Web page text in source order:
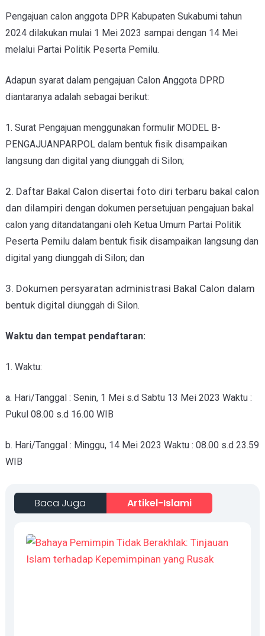
Pengajuan calon anggota DPR Kabupaten Sukabumi tahun
2024 dilakukan mulai 1 Mei 2023 sampai dengan 14 Mei
melalui Partai Politik Peserta Pemilu.
Adapun syarat dalam pengajuan Calon Anggota DPRD
diantaranya adalah sebagai berikut:
1. Surat Pengajuan menggunakan formulir MODEL B-
PENGAJUANPARPOL dalam bentuk fisik disampaikan
langsung dan digital yang diunggah di Silon;
2. Daftar Bakal Calon disertai foto diri terbaru bakal calon
dan dilampiri dengan dokumen persetujuan pengajuan bakal
calon yang ditandatangani oleh Ketua Umum Partai Politik
Peserta Pemilu dalam bentuk fisik disampaikan langsung dan
digital yang diunggah di Silon; dan
3. Dokumen persyaratan administrasi Bakal Calon dalam
bentuk digital diunggah di Silon.
Waktu dan tempat pendaftaran:
1. Waktu:
a. Hari/Tanggal : Senin, 1 Mei s.d Sabtu 13 Mei 2023 Waktu :
Pukul 08.00 s.d 16.00 WIB
b. Hari/Tanggal : Minggu, 14 Mei 2023 Waktu : 08.00 s.d 23.59
WIB
Baca Juga Artikel-Islami